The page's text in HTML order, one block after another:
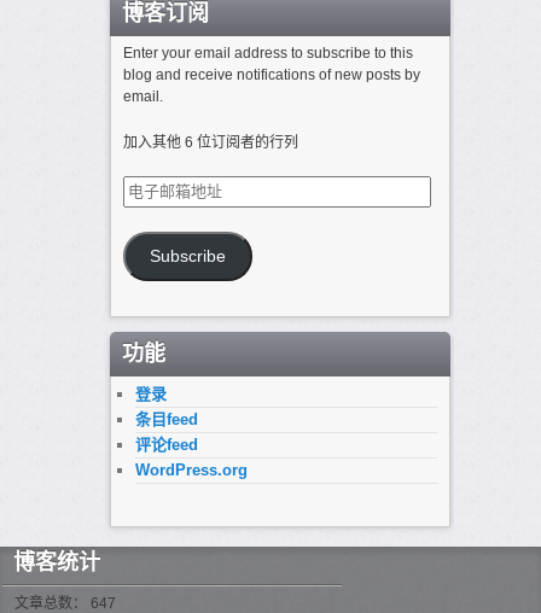
博客订阅
Enter your email address to subscribe to this
blog and receive notifications of new posts by
email.
加入其他 6 位订阅者的行列
电
子
箱
地
Subscribe
功能
登录
条目feed
评论feed
WordPress.org
博客统计
文章总数： 647